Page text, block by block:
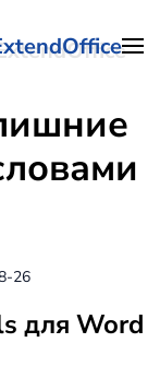
26
для Word